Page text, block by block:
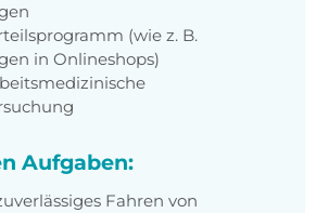
(wie z. B.
in Onlineshops)
Aufgaben:
Fahren von